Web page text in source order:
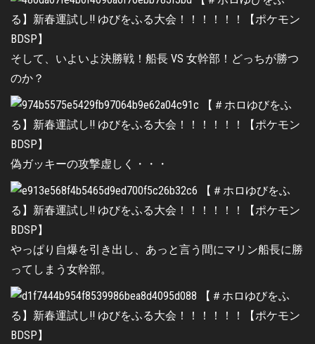
そして、いよいよ決勝戦！船長 VS 女幹部！どっちが勝つ
のか？
偽ガッキーの攻撃虚しく・・・
やっぱり自爆を引き出し、あっと言う間にマリン船長に勝
ってしまう女幹部。